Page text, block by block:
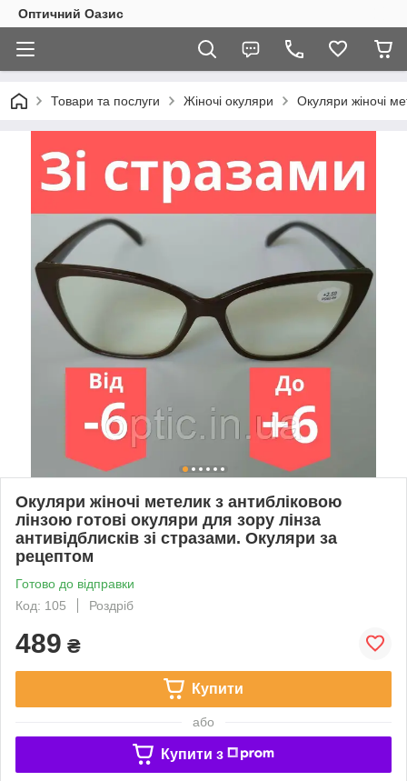
Оптичний Оазис
Товари та послуги Жіночі окуляри Окуляри жіночі
Окуляри жіночі метелик з антибліковою
лінзою готові окуляри для зору лінза
антивідблисків зі стразами. Окуляри за
рецептом
Готово до відправки
Код: 105
Роздріб
489 ₴
Купити
або
Купити з